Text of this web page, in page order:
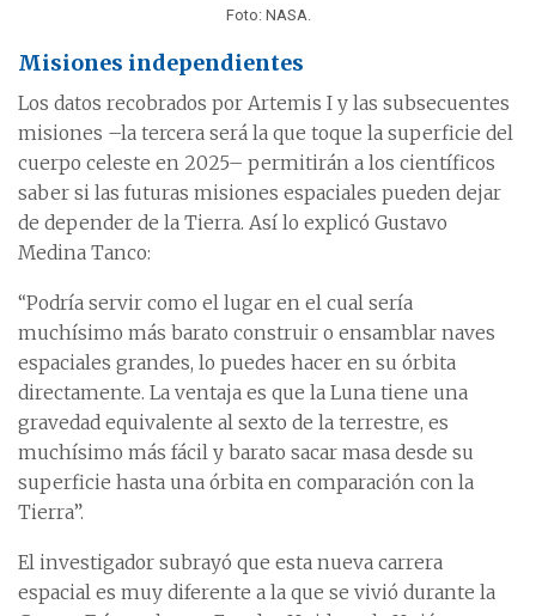
Foto: NASA.
Misiones independientes
Los datos recobrados por Artemis I y las subsecuentes
misiones –la tercera será la que toque la superficie del
cuerpo celeste en 2025– permitirán a los científicos
saber si las futuras misiones espaciales pueden dejar
de depender de la Tierra. Así lo explicó Gustavo
Medina Tanco:
“Podría servir como el lugar en el cual sería
muchísimo más barato construir o ensamblar naves
espaciales grandes, lo puedes hacer en su órbita
directamente. La ventaja es que la Luna tiene una
gravedad equivalente al sexto de la terrestre, es
muchísimo más fácil y barato sacar masa desde su
superficie hasta una órbita en comparación con la
Tierra”.
El investigador subrayó que esta nueva carrera
espacial es muy diferente a la que se vivió durante la